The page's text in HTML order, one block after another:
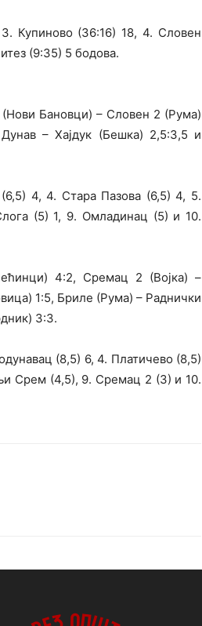
Купиново (36:16) 18, 4. Словен
(9:35) 5 бодова.
Бановци) – Словен 2 (Рума)
– Хајдук (Бешка) 2,5:3,5 и
4, 4. Стара Пазова (6,5) 4, 5.
(5) 1, 9. Омладинац (5) и 10.
4:2, Сремац 2 (Војка) –
1:5, Бриле (Рума) – Раднички
3:3.
(8,5) 6, 4. Платичево (8,5)
Срем (4,5), 9. Сремац 2 (3) и 10.